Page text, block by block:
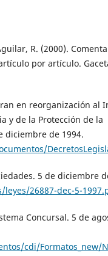
R. (2000).
por artículo.
en reorganización al
y de la Protección de la
diciembre de 1994.
5 de diciembre
26887-dec-5-
Concursal. 5 de
cdi/Formatos_new/